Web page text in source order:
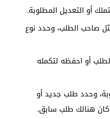
أو التعديل المطلوبة.
صاحب الطلب، وحدد نوع
أو احفظه لتكمله
وحدد طلب جديد أو
كان هنالك طلب سابق.